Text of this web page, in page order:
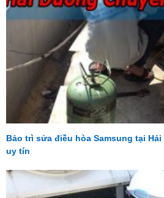
Bảo trì sửa điều hòa Samsung tại
uy tín